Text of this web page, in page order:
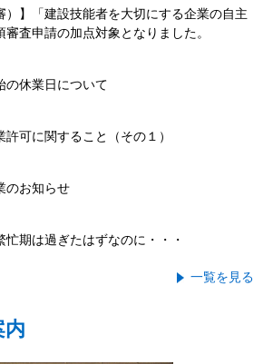
）】「建設技能者を大切にする企業の自主
査申請の加点対象となりました。
の休業日について
許可に関すること（その１）
のお知らせ
忙期は過ぎたはずなのに・・・
一覧を見る
内